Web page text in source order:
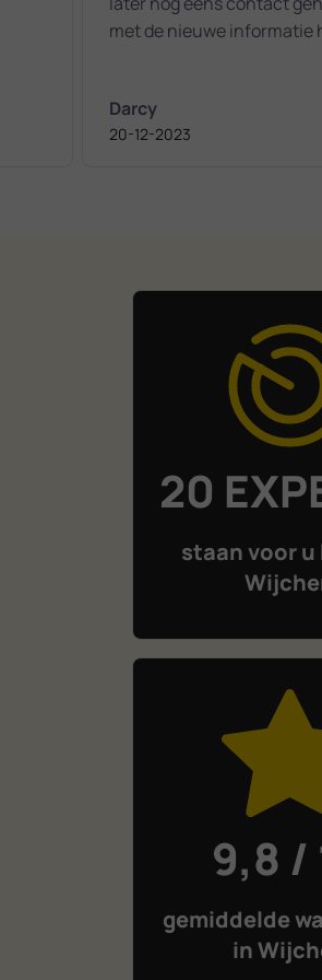
met de nieuwe informatie
Darcy
20-12-2023
20
staan voor u
9,8 /
gemiddelde
in